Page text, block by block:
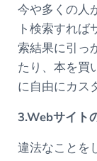
今や多くの人
ト検索すれ
索結果に引っ
たり、本を買
に自由にカス
3.Webサイト
違法なことを